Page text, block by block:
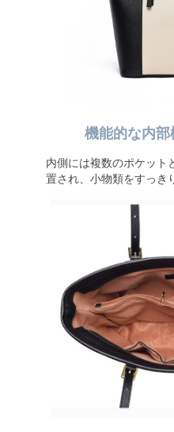
機能的な内
内側には複数のポケット
置され、小物類をすっき